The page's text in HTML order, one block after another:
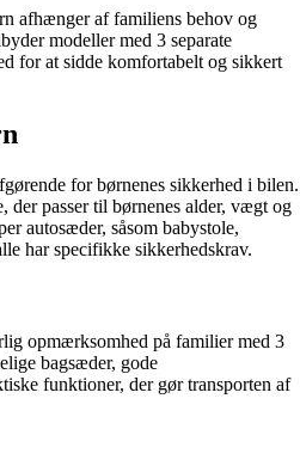
afhænger af familiens behov og
modeller med 3 separate
for at sidde komfortabelt og sikkert
for børnenes sikkerhed i bilen.
der passer til børnenes alder, vægt og
autosæder, såsom babystole,
har specifikke sikkerhedskrav.
opmærksomhed på familier med 3
bagsæder, gode
funktioner, der gør transporten af